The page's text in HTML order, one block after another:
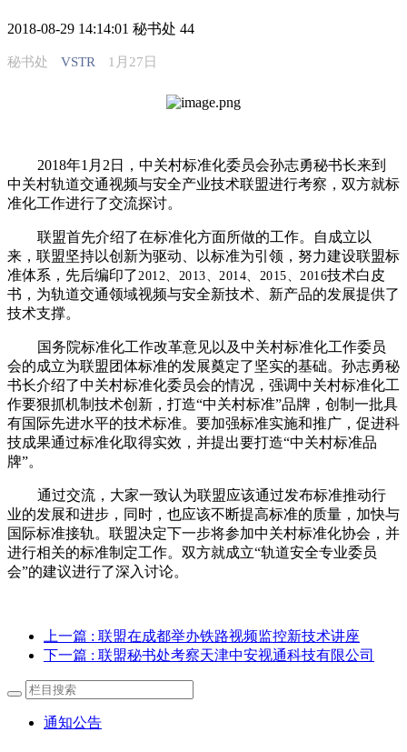
2018-08-29 14:14:01 秘书处 44
秘书处 VSTR 1月27日
2018年1 月 2 日，中关村标准化委员会孙志勇秘书长来到
中关村轨道交通视频与安全产业技术联盟进行考察，双方就标
准化工作进行了交流探讨。
联盟首先介绍了在标准化方面所做的工作。自成立以
来，联盟坚持以创新为驱动、以标准为引领，努力建设联盟标
准体系，先后编印了 2012、 2013、 2014、 2015、 2016技术白皮
书，为轨道交通领域视频与安全新技术、新产品的发展提供了
技术支撑。
国务院标准化工作改革意见以及中关村标准化工作委员
会的成立为联盟团体标准的发展奠定了坚实的基础。孙志勇秘
书长介绍了中关村标准化委员会的情况，强调中关村标准化工
作要狠抓机制技术创新，打造“中关村标准”品牌，创制一批具
有国际先进水平的技术标准。要加强标准实施和推广，促进科
技成果通过标准化取得实效，并提出要打造“中关村标准品
牌”。
通过交流，大家一致认为联盟应该通过发布标准推动行
业的发展和进步，同时，也应该不断提高标准的质量，加快与
国际标准接轨。联盟决定下一步将参加中关村标准化协会，并
进行相关的标准制定工作。双方就成立“轨道安全专业委员
会”的建议进行了深入讨论。
上一篇 : 联盟在成都举办铁路视频监控新技术讲座
下一篇 : 联盟秘书处考察天津中安视通科技有限公司
通知公告